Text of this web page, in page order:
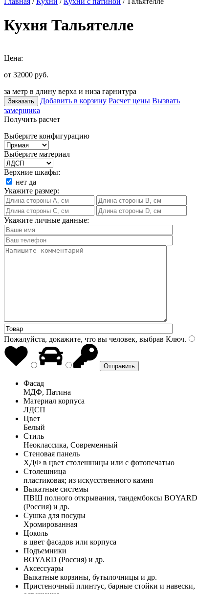
Кухня Тальятелле
Цена:
от 32000 руб.
за метр в длину верха и низа гарнитура
Заказать Добавить в корзину Расчет цены Вызвать
замерщика
Получить расчет
Выберите конфигурацию
Выберите материал
Верхние шкафы:
нет да
Укажите размер:
Укажите личные данные:
Пожалуйста, докажите, что вы человек, выбрав Ключ.
Фасад
МДФ, Патина
Материал корпуса
ЛДСП
Цвет
Белый
Стиль
Неоклассика, Современный
Стеновая панель
ХДФ в цвет столешницы или с фотопечатью
Столешница
пластиковая; из искусственного камня
Выкатные системы
ПВШ полного открывания, тандембоксы BOYARD
(Россия) и др.
Сушка для посуды
Хромированная
Цоколь
в цвет фасадов или корпуса
Подъемники
BOYARD (Россия) и др.
Аксессуары
Выкатные корзины, бутылочницы и др.
Пристеночный плинтус, барные стойки и навески,